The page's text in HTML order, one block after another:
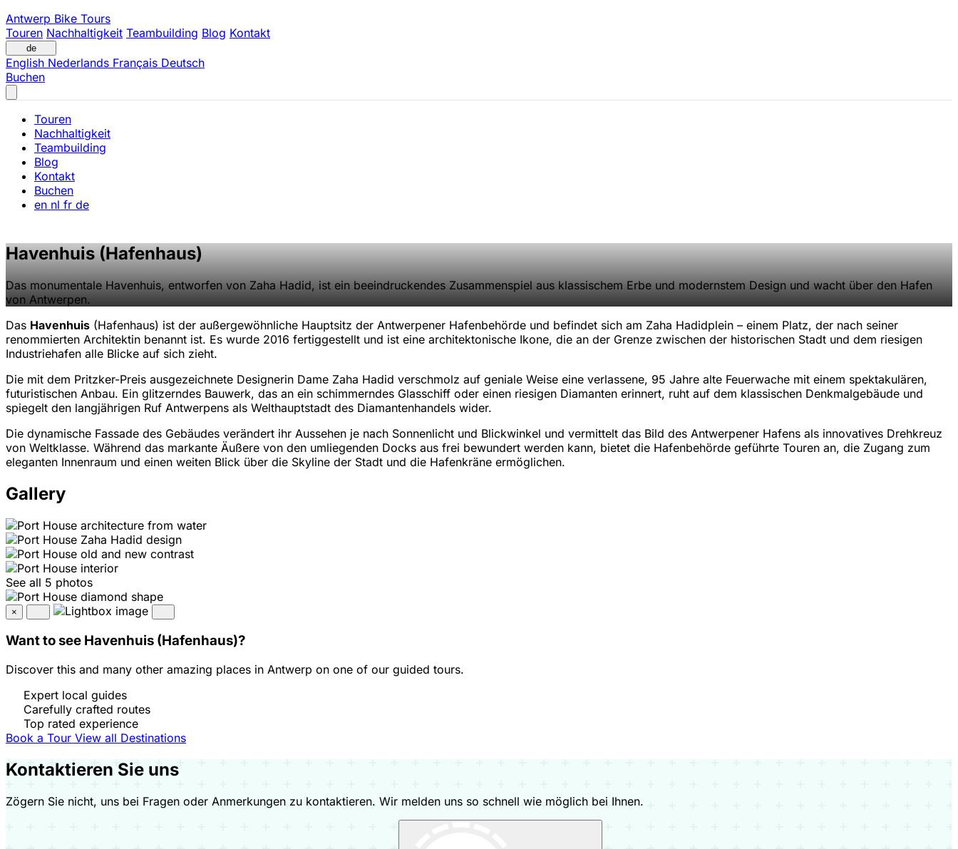
Antwerp Bike Tours
Touren Nachhaltigkeit Teambuilding Blog Kontakt
de
English Nederlands Français Deutsch
Buchen
Touren
Nachhaltigkeit
Teambuilding
Blog
Kontakt
Buchen
en nl fr de
Havenhuis (Hafenhaus)
Das monumentale Havenhuis, entworfen von Zaha Hadid, ist ein beeindruckendes Zusammenspiel aus klassischem Erbe und modernstem Design und wacht über den Hafen
von Antwerpen.
Das Havenhuis (Hafenhaus) ist der außergewöhnliche Hauptsitz der Antwerpener Hafenbehörde und befindet sich am Zaha Hadidplein – einem Platz, der nach seiner
renommierten Architektin benannt ist. Es wurde 2016 fertiggestellt und ist eine architektonische Ikone, die an der Grenze zwischen der historischen Stadt und dem riesigen
Industriehafen alle Blicke auf sich zieht.
Die mit dem Pritzker-Preis ausgezeichnete Designerin Dame Zaha Hadid verschmolz auf geniale Weise eine verlassene, 95 Jahre alte Feuerwache mit einem spektakulären,
futuristischen Anbau. Ein glitzerndes Bauwerk, das an ein schimmerndes Glasschiff oder einen riesigen Diamanten erinnert, ruht auf dem klassischen Denkmalgebäude und
spiegelt den langjährigen Ruf Antwerpens als Welthauptstadt des Diamantenhandels wider.
Die dynamische Fassade des Gebäudes verändert ihr Aussehen je nach Sonnenlicht und Blickwinkel und vermittelt das Bild des Antwerpener Hafens als innovatives Drehkreuz
von Weltklasse. Während das markante Äußere von den umliegenden Docks aus frei bewundert werden kann, bietet die Hafenbehörde geführte Touren an, die Zugang zum
eleganten Innenraum und einen weiten Blick über die Skyline der Stadt und die Hafenkräne ermöglichen.
Gallery
See all 5 photos
×
Want to see Havenhuis (Hafenhaus)?
Discover this and many other amazing places in Antwerp on one of our guided tours.
Expert local guides
Carefully crafted routes
Top rated experience
Book a Tour View all Destinations
Kontaktieren Sie uns
Zögern Sie nicht, uns bei Fragen oder Anmerkungen zu kontaktieren. Wir melden uns so schnell wie möglich bei Ihnen.